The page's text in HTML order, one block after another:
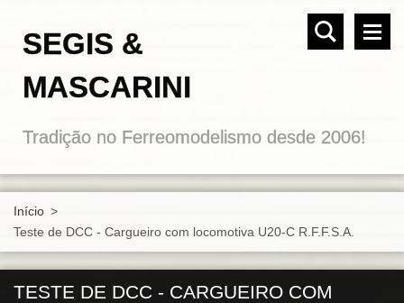
SEGIS &
MASCARINI
Tradição no Ferreomodelismo desde 2006!
Início >
Teste de DCC - Cargueiro com locomotiva U20-C R.F.F.S.A.
TESTE DE DCC - CARGUEIRO COM